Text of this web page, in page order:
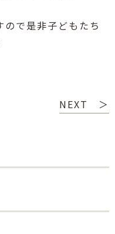
で是非子どもたち
NEXT ＞